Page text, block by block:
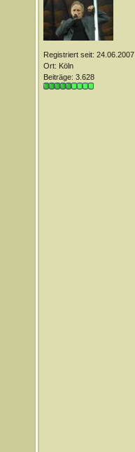
Registriert seit: 24.06.2007
Ort: Köln
Beiträge: 3.628